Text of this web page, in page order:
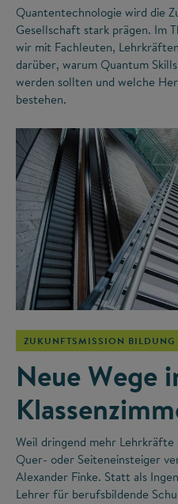
Quantentechnologie wird die
Gesellschaft stark prägen. Im
wir mit Fachleuten,
darüber, warum Quantum
werden sollten und welche
bestehen.
ZUKUNFTSMISSION BILDUNG
Neue Wege
Weil dringend mehr
Quer- oder Seiteneinsteiger
Alexander Finke. Statt als
Lehrer für berufsbildende